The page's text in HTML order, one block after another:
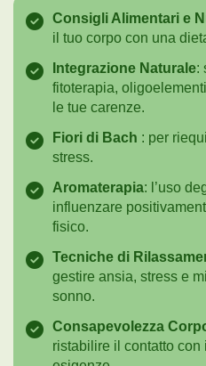
Consigli Alimentari e
il tuo corpo con una
Integrazione Naturale:
fitoterapia,
le tue carenze.
Fiori di Bach : per
stress.
Aromaterapia: l’uso
influenzare
fisico.
Tecniche di
gestire ansia, stress e
sonno.
Consapevolezza
ristabilire il contatto con